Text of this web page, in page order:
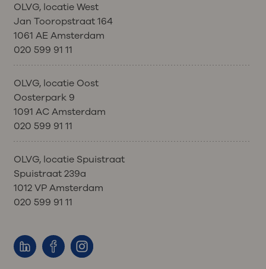
OLVG, locatie West
Jan Tooropstraat 164
1061 AE Amsterdam
020 599 91 11
OLVG, locatie Oost
Oosterpark 9
1091 AC Amsterdam
020 599 91 11
OLVG, locatie Spuistraat
Spuistraat 239a
1012 VP Amsterdam
020 599 91 11